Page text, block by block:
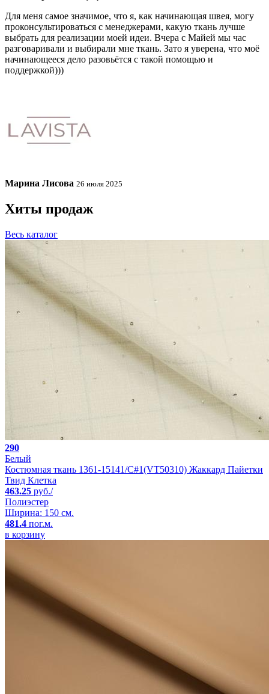
Для меня самое значимое, что я, как начинающая швея, могу
проконсультироваться с менеджерами, какую ткань лучше
выбрать для реализации моей идеи. Вчера с Майей мы час
разговаривали и выбирали мне ткань. Зато я уверена, что моё
начинающееся дело разовьётся с такой помощью и
поддержкой)))
Марина Лисова 26 июля 2025
Хиты продаж
Весь каталог
290
Белый
Костюмная ткань 1361-15141/C#1(VT50310) Жаккард Пайетки
Твид Клетка
463.25 руб./
Полиэстер
Ширина: 150 см.
481.4 пог.м.
в корзину